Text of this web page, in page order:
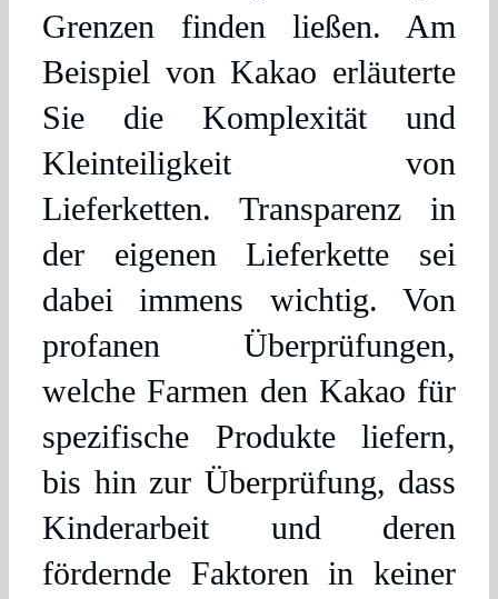
Grenzen finden ließen. Am
Beispiel von Kakao erläuterte
Sie die Komplexität und
Kleinteiligkeit von
Lieferketten. Transparenz in
der eigenen Lieferkette sei
dabei immens wichtig. Von
profanen Überprüfungen,
welche Farmen den Kakao für
spezifische Produkte liefern,
bis hin zur Überprüfung, dass
Kinderarbeit und deren
fördernde Faktoren in keiner